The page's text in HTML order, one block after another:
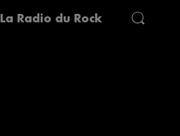
La Radio du Rock